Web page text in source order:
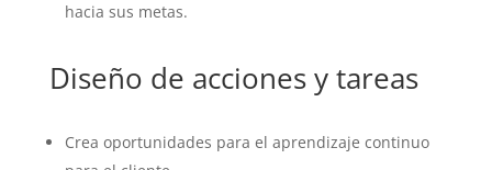
hacia sus metas.
Diseño de acciones y tareas
Crea oportunidades para el aprendizaje continuo